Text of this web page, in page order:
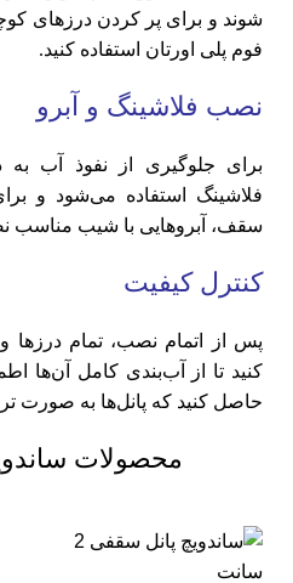
شوند و برای پر کردن درزهای
فوم پلی اورتان استفاده کنید.
نصب فلاشینگ و آبرو
برای جلوگیری از نفوذ آب به
فلاشینگ استفاده می‌شود و
سقف، آبروهایی با شیب
کنترل کیفیت
پس از اتمام نصب، تمام درزها
کنید تا از آب‌بندی کامل آن‌ها
حاصل کنید که پانل‌ها به صورت
محصولات